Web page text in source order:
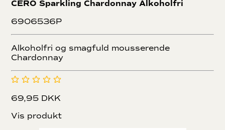
CERO Sparkling Chardonnay Alkoholfri
6906536P
Alkoholfri og smagfuld mousserende
Chardonnay
69,95 DKK
Vis produkt